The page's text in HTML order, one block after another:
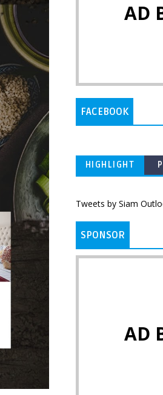
AD
FACEBOOK
HIGHLIGHT
Tweets by Siam
SPONSOR
AD